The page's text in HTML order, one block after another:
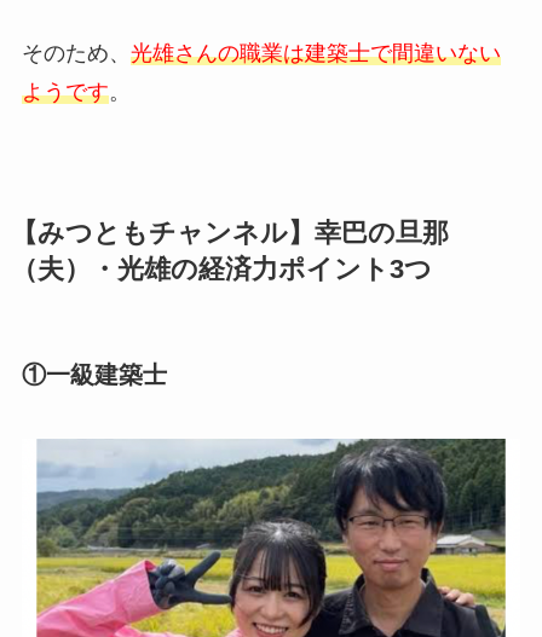
そのため、 光雄さんの職業は建築士で間違いない
ようです。
【みつともチャンネル】幸巴の旦那
（夫）・光雄の経済力ポイント3つ
①一級建築士